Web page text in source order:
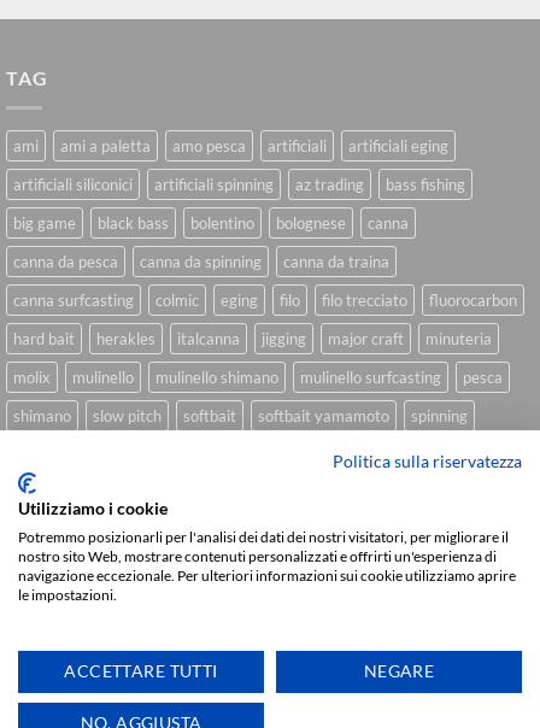
TAG
ami ami a paletta amo pesca artificiali
artificiali eging
artificiali siliconici
artificiali spinning az trading
bass fishing
big game
black bass bolentino bolognese
canna
canna da pesca
canna da spinning
canna da traina
canna surfcasting
colmic eging filo filo trecciato
fluorocarbon
hard bait
herakles italcanna jigging major craft
minuteria
molix
mulinello mulinello shimano mulinello surfcasting
pesca
shimano
slow pitch softbait softbait yamamoto
spinning
trecciato trolling tubertini
Sviluppato daWe Blink Design
Delivery
Copyright 2026 © IlMaestralePesca.it
Politica sulla riservatezza
Utilizziamo i cookie
Potremmo posizionarli per l'analisi dei dati dei nostri visitatori, per migliorare il
nostro sito Web, mostrare contenuti personalizzati e offrirti un'esperienza di
navigazione eccezionale. Per ulteriori informazioni sui cookie utilizziamo aprire
le impostazioni.
ACCETTARE TUTTI NEGARE
NO, AGGIUSTA